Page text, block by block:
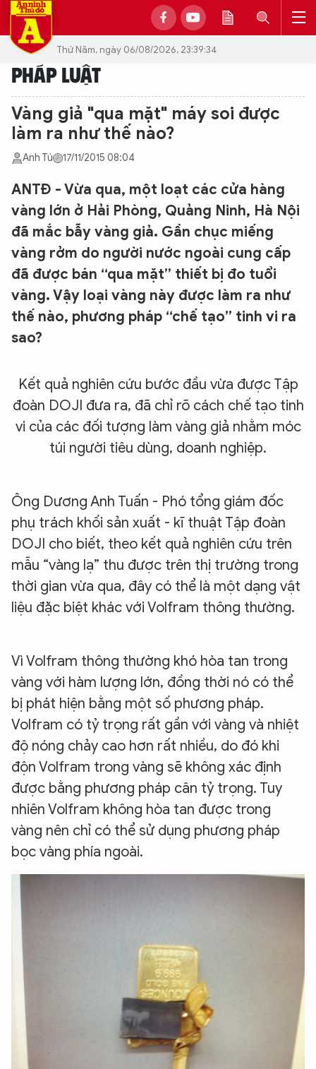
Thứ Năm, ngày 06/08/2026, 23:39:34
PHÁP LUẬT
Vàng giả "qua mặt" máy soi được
làm ra như thế nào?
Anh Tú 17/11/2015 08:04
ANTĐ - Vừa qua, một loạt các cửa hàng
vàng lớn ở Hải Phòng, Quảng Ninh, Hà Nội
đã mắc bẫy vàng giả. Gần chục miếng
vàng rởm do người nước ngoài cung cấp
đã được bán “qua mặt” thiết bị đo tuổi
vàng. Vậy loại vàng này được làm ra như
thế nào, phương pháp “chế tạo” tinh vi ra
sao?
Kết quả nghiên cứu bước đầu vừa được Tập
đoàn DOJI đưa ra, đã chỉ rõ cách chế tạo tinh
vi của các đối tượng làm vàng giả nhằm móc
túi người tiêu dùng, doanh nghiệp.
Ông Dương Anh Tuấn - Phó tổng giám đốc
phụ trách khối sản xuất - kĩ thuật Tập đoàn
DOJI cho biết, theo kết quả nghiên cứu trên
mẫu “vàng lạ” thu được trên thị trường trong
thời gian vừa qua, đây có thể là một dạng vật
liệu đặc biệt khác với Volfram thông thường.
Vì Volfram thông thường khó hòa tan trong
vàng với hàm lượng lớn, đồng thời nó có thể
bị phát hiện bằng một số phương pháp.
Volfram có tỷ trọng rất gần với vàng và nhiệt
độ nóng chảy cao hơn rất nhiều, do đó khi
độn Volfram trong vàng sẽ không xác định
được bằng phương pháp cân tỷ trọng. Tuy
nhiên Volfram không hòa tan được trong
vàng nên chỉ có thể sử dụng phương pháp
bọc vàng phía ngoài.